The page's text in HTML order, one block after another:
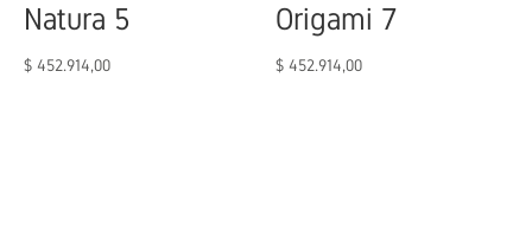
Natura 5
$ 452.914,00
Origami 7
$ 452.914,00